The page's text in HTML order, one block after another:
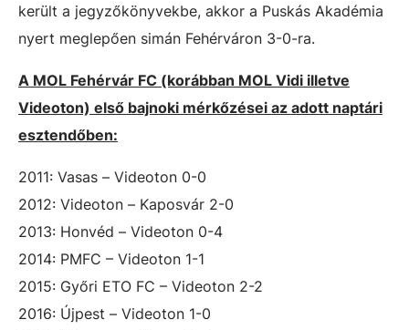
került a jegyzőkönyvekbe, akkor a Puskás Akadémia
nyert meglepően simán Fehérváron 3-0-ra.
A MOL Fehérvár FC (korábban MOL Vidi illetve
Videoton) első bajnoki mérkőzései az adott naptári
esztendőben:
2011: Vasas – Videoton 0-0
2012: Videoton – Kaposvár 2-0
2013: Honvéd – Videoton 0-4
2014: PMFC – Videoton 1-1
2015: Győri ETO FC – Videoton 2-2
2016: Újpest – Videoton 1-0